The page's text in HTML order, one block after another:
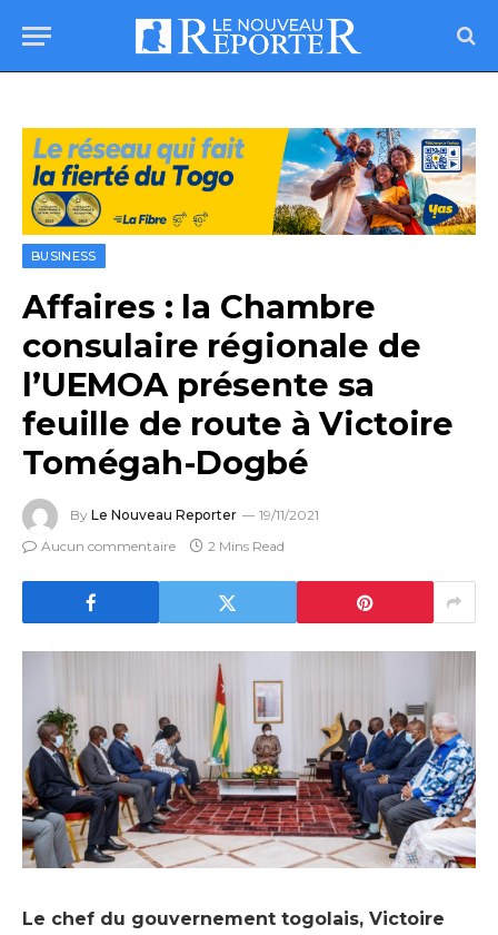
BUSINESS
Affaires : la Chambre
consulaire régionale de
l’UEMOA présente sa
feuille de route à Victoire
Tomégah-Dogbé
By Le Nouveau Reporter
19/11/2021
Aucun commentaire
2 Mins Read
Le chef du gouvernement togolais, Victoire